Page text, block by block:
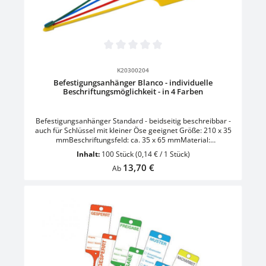
K20300204
Befestigungsanhänger Blanco - individuelle
Beschriftungsmöglichkeit - in 4 Farben
Befestigungsanhänger Standard - beidseitig beschreibbar -
auch für Schlüssel mit kleiner Öse geeignet Größe: 210 x 35
mmBeschriftungsfeld: ca. 35 x 65 mmMaterial:
umweltschonendes PP - PolypropylenVerpackungseinheit: in
der Entnahmebox 1 VE = 100 Stck einer Farbe
Inhalt: 100 Stück(0,14 € / 1 Stück)
Regulärer Preis:
Ab 13,70 €